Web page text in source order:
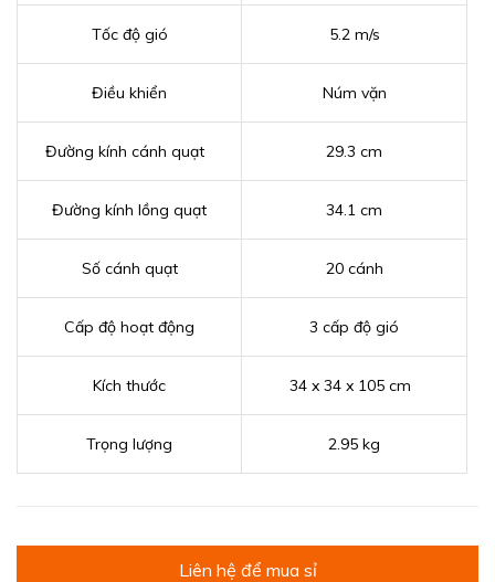
Tốc độ gió 5.2 m/s
Điều khiển Núm vặn
Đường kính cánh quạt 29.3 cm
Đường kính lồng quạt 34.1 cm
Số cánh quạt 20 cánh
Cấp độ hoạt động 3 cấp độ gió
Kích thước 34 x 34 x 105 cm
Trọng lượng 2.95 kg
Liên hệ để mua sỉ